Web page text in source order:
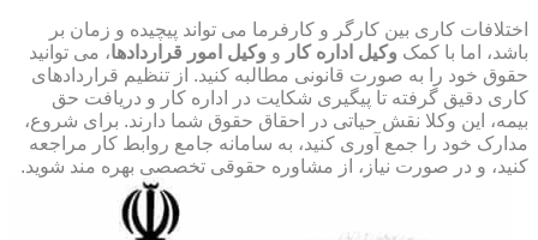
اختلافات کاری بین کارگر و کارفرما می تواند پیچیده و زمان بر
باشد، اما با کمک وکیل اداره کار و وکیل امور قراردادها، می توانید
حقوق خود را به صورت قانونی مطالبه کنید. از تنظیم قراردادهای
کاری دقیق گرفته تا پیگیری شکایت در اداره کار و دریافت حق
بیمه، این وکلا نقش حیاتی در احقاق حقوق شما دارند. برای شروع،
مدارک خود را جمع آوری کنید، به سامانه جامع روابط کار مراجعه
کنید، و در صورت نیاز، از مشاوره حقوقی تخصصی بهره مند شوید.